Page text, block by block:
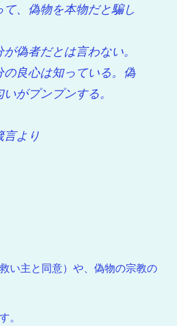
、偽物を本物だと騙し
偽者だとは言わない。
の良心は知っている。偽
がプンプンする。
言より
い主と同意）や、偽物の宗教の
。